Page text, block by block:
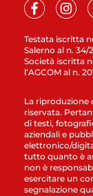
Testata iscritta
Salerno al n. 34/
Società iscritta
l’AGCOM al n.
La riproduzione
riservata.
di testi,
aziendali e
elettronico/
tutto quanto è
non è
esercitare un
segnalazione